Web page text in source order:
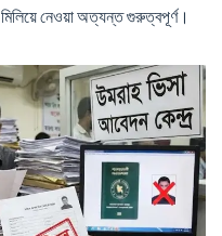
নেওয়া অত্যন্ত গুরুত্বপূর্ণ।